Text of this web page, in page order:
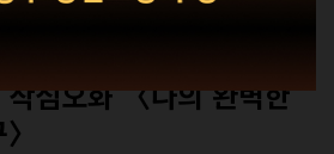
심오화 〈나의 완벽한